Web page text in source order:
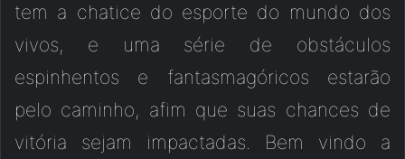
tem a chatice do esporte do mundo dos
vivos, e uma série de obstáculos
espinhentos e fantasmagóricos estarão
pelo caminho, afim que suas chances de
vitória sejam impactadas. Bem vindo a